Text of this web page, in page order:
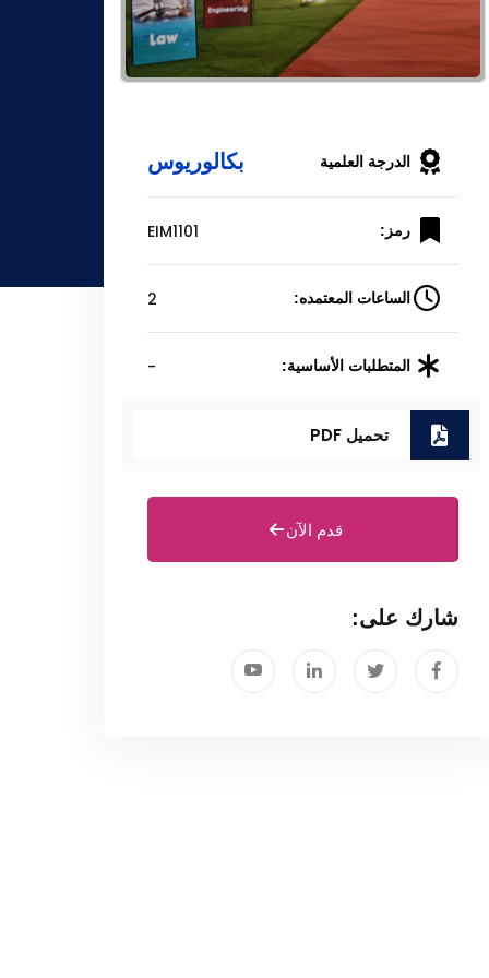
الدرجة العلمية بكالوريوس
رمز: EIM1101
الساعات المعتمده: 2
المتطلبات الأساسية: -
تحميل PDF
قدم الآن
شارك على: